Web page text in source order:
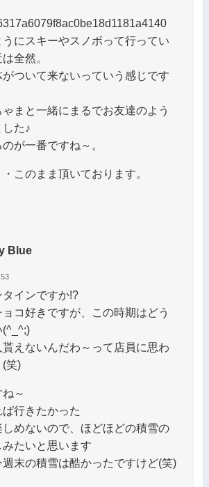
にスキーやスノボって行ってい
全然。
がついて来ないっていう感じです
まと一緒にまるでお友達のよう
た♪
が一番ですね～。
このまま頂いております。
Blue
インですか!?
ョコ好きですが、この時期はどう
(^_^;)
えないんだわ～って店員に思わ
(笑)
～
行きたかった
しめないので、ほどほどの積雪の
たいと思います
週末の積雪は酷かったですけど(笑)